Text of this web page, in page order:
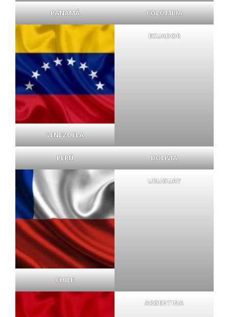
PANAMÁ COLOMBIA
VENEZUELA
ECUADOR
PERÚ BOLIVIA
CHILE
URUGUAY
ARGENTINA